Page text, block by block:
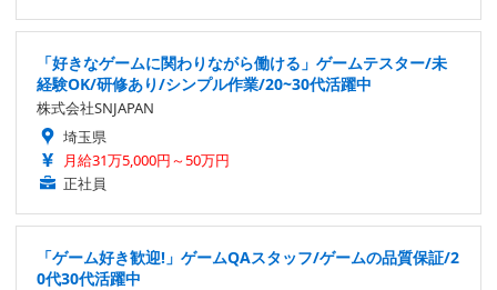
「好きなゲームに関わりながら働ける」ゲームテスター/未
経験OK/研修あり/シンプル作業/20~30代活躍中
株式会社SNJAPAN
埼玉県
月給31万5,000円～50万円
正社員
「ゲーム好き歓迎!」ゲームQAスタッフ/ゲームの品質保証/2
0代30代活躍中